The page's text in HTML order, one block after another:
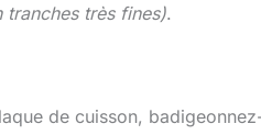
tranches très fines).
de cuisson,